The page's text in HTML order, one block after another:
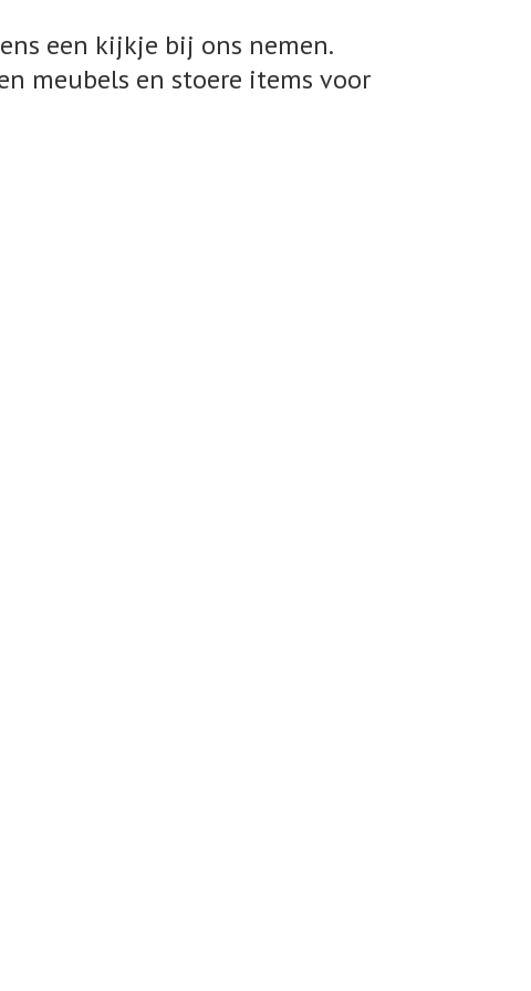
een kijkje bij ons nemen.
meubels en stoere items voor